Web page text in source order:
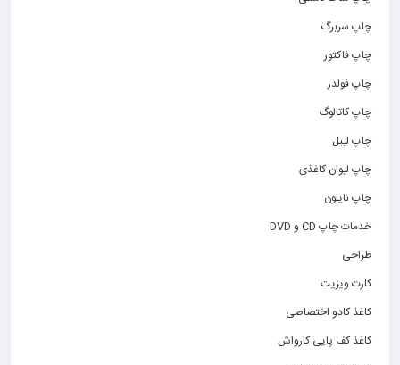
چاپ سربرگ
چاپ فاکتور
چاپ فولدر
چاپ کاتالوگ
چاپ لیبل
چاپ لیوان کاغذی
چاپ نایلون
خدمات چاپ CD و DVD
طراحی
کارت ویزیت
کاغذ کادو اختصاصی
کاغذ کف پایی کارواش